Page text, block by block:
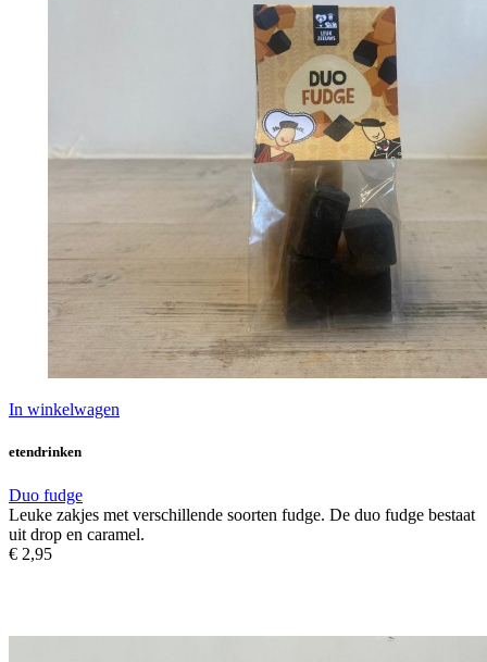
In winkelwagen
etendrinken
Duo fudge
Leuke zakjes met verschillende soorten fudge. De duo fudge bestaat
uit drop en caramel.
€ 2,95